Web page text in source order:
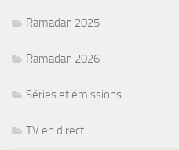
Ramadan 2025
Ramadan 2026
Séries et émissions
TV en direct